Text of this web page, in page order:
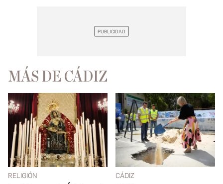
MÁS DE CÁDIZ
RELIGIÓN CÁDIZ